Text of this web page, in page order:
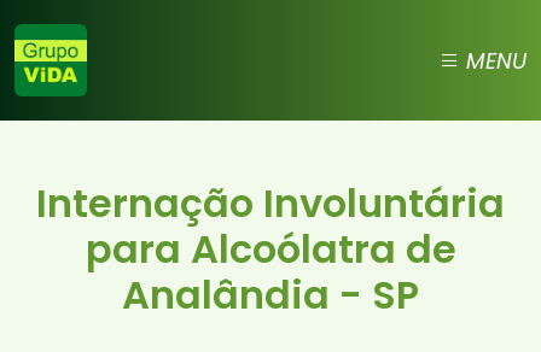
MENU
Internação Involuntária
para Alcoólatra de
Analândia - SP